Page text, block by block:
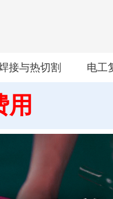
接与热切割 电工
用